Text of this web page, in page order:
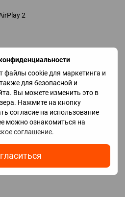
файлы cookie для маркетинга и
для безопасной и
Вы можете изменить это в
Нажмите на кнопку
согласие на использование
можно ознакомиться на
соглашение.
2